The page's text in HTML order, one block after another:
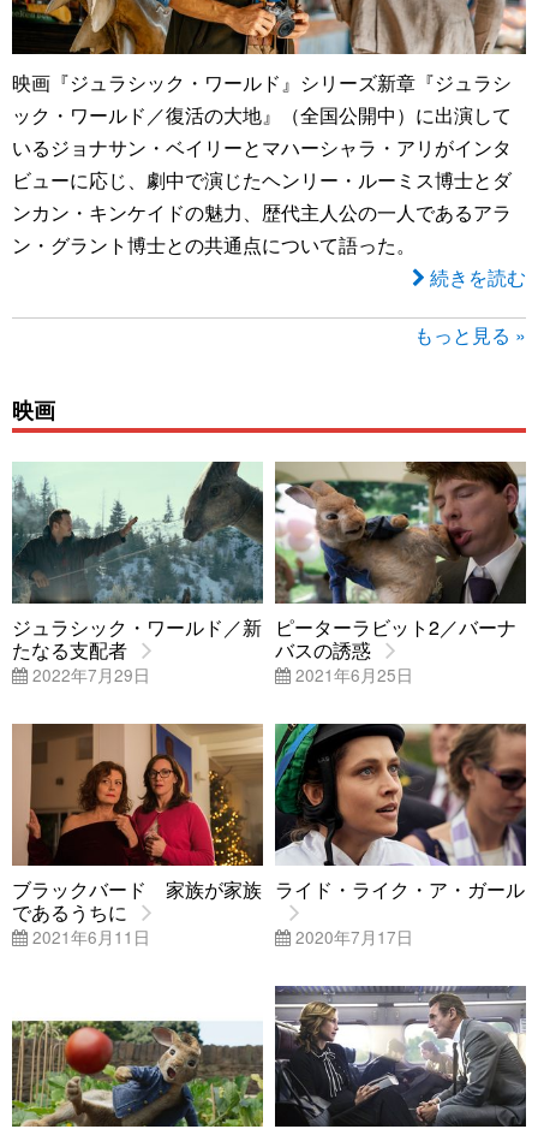
映画『ジュラシック・ワールド』シリーズ新章『ジュラシ
ック・ワールド／復活の大地』（全国公開中）に出演して
いるジョナサン・ベイリーとマハーシャラ・アリがインタ
ビューに応じ、劇中で演じたヘンリー・ルーミス博士とダ
ンカン・キンケイドの魅力、歴代主人公の一人であるアラ
ン・グラント博士との共通点について語った。
続きを読む
もっと見る »
映画
ジュラシック・ワールド／新
たなる支配者
2022年7月29日
ピーターラビット2／バーナ
バスの誘惑
2021年6月25日
ブラックバード 家族が家族
であるうちに
2021年6月11日
ライド・ライク・ア・ガール
2020年7月17日